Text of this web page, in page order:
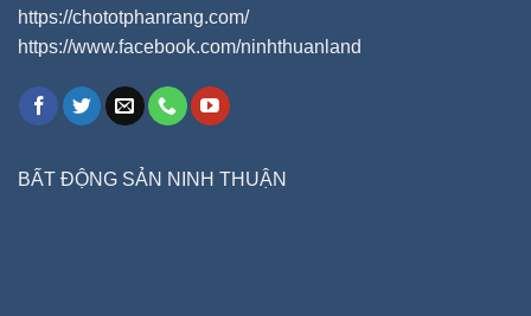
https://chototphanrang.com/
https://www.facebook.com/ninhthuanland
BẤT ĐỘNG SẢN NINH THUẬN